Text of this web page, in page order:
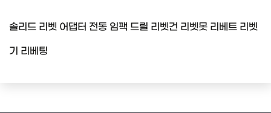
솔리드 리벳 어댑터 전동 임팩 드릴 리벳건 리벳못 리베트 리벳
기 리베팅